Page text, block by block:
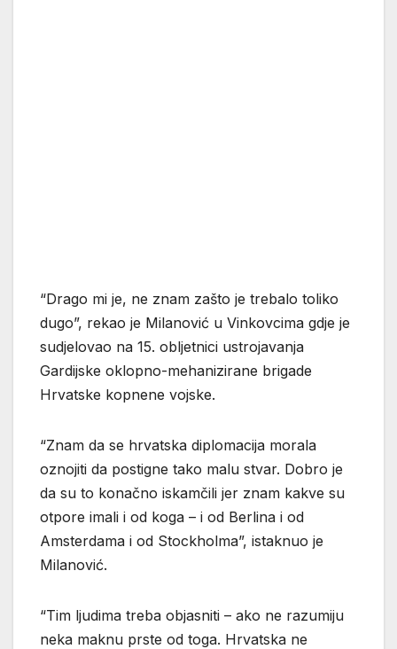
“Drago mi je, ne znam zašto je trebalo toliko
dugo”, rekao je Milanović u Vinkovcima gdje je
sudjelovao na 15. obljetnici ustrojavanja
Gardijske oklopno-mehanizirane brigade
Hrvatske kopnene vojske.
“Znam da se hrvatska diplomacija morala
oznojiti da postigne tako malu stvar. Dobro je
da su to konačno iskamčili jer znam kakve su
otpore imali i od koga – i od Berlina i od
Amsterdama i od Stockholma”, istaknuo je
Milanović.
“Tim ljudima treba objasniti – ako ne razumiju
neka maknu prste od toga. Hrvatska ne